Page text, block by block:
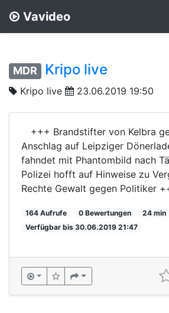
Vavideo
MDR Kripo live
Kripo live 23.06.2019 19:50
+++ Brandstifter von Kelbra
Anschlag auf Leipziger
fahndet mit Phantombild nach
Polizei hofft auf Hinweise zu
Rechte Gewalt gegen Politiker
164 Aufrufe 0 Bewertungen
24 min
Verfügbar bis 30.06.2019 21:47